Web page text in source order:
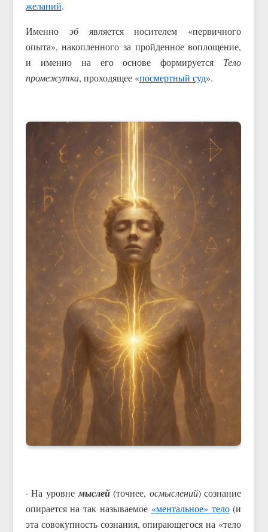
желаний.
Именно эбявляется носителем «первичного
опыта», накопленного за пройденное воплощение,
и именно на его основе формируется Тело
промежутка, проходящее «посмертный суд».
· На уровнемыслей(точнее, осмыслений) сознание
опирается на так называемое «ментальное» тело(и
эта совокупность сознания, опирающегося на «тело